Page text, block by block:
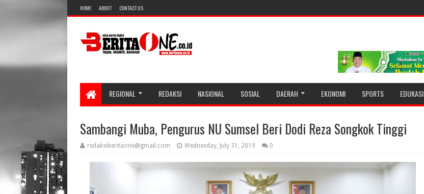
HOME ABOUT CONTACT US
REGIONAL REDAKSI NASIONAL SOSIAL DAERAH EKONOMI SPORTS EDUKASI
Sambangi Muba, Pengurus NU Sumsel Beri Dodi Reza Songkok Tinggi
redaksiberitaone@gmail.com Wednesday, July 31, 2019 0